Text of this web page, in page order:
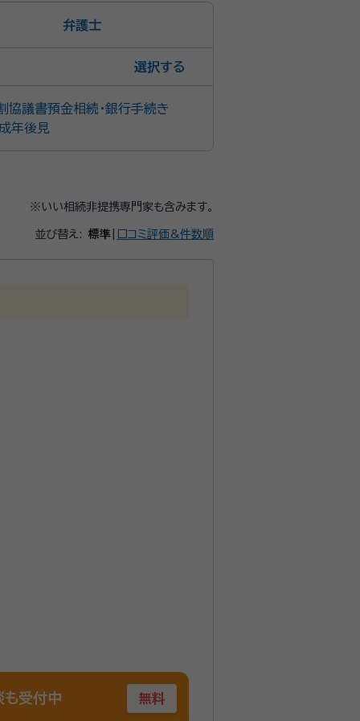
弁護士
選択
協議書預金相続・銀行手続き
成年後見
※いい相続非提携専門家も含みます。
並び替え: 標準 口コミ評価&件数順
受付中 無料